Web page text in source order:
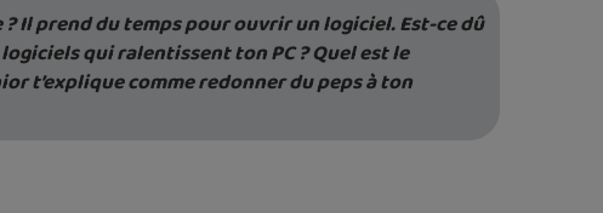
Il prend du temps pour ouvrir un logiciel. Est-ce dû
qui ralentissent ton PC ? Quel est le
t’explique comme redonner du peps à ton